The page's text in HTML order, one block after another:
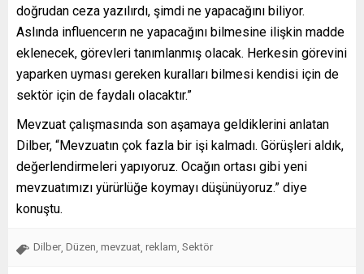
doğrudan ceza yazılırdı, şimdi ne yapacağını biliyor.
Aslında influencerın ne yapacağını bilmesine ilişkin madde
eklenecek, görevleri tanımlanmış olacak. Herkesin görevini
yaparken uyması gereken kuralları bilmesi kendisi için de
sektör için de faydalı olacaktır.”
Mevzuat çalışmasında son aşamaya geldiklerini anlatan
Dilber, “Mevzuatın çok fazla bir işi kalmadı. Görüşleri aldık,
değerlendirmeleri yapıyoruz. Ocağın ortası gibi yeni
mevzuatımızı yürürlüğe koymayı düşünüyoruz.” diye
konuştu.
Dilber Düzen mevzuat reklam Sektör